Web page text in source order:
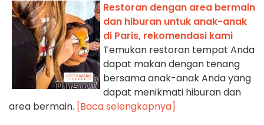
Restoran dengan area bermain
dan hiburan untuk anak-anak
di Paris, rekomendasi kami
Temukan restoran tempat Anda
dapat makan dengan tenang
bersama anak-anak Anda yang
dapat menikmati hiburan dan
area bermain. [Baca selengkapnya]